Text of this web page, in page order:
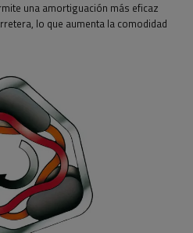
una amortiguación más eficaz
lo que aumenta la comodidad